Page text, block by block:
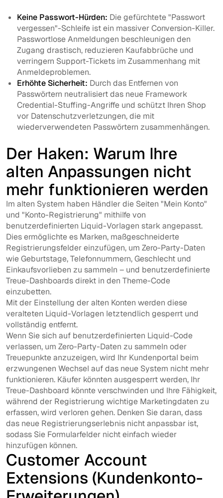
Keine Passwort-Hürden: Die gefürchtete "Passwort
vergessen"-Schleife ist ein massiver Conversion-Killer.
Passwortlose Anmeldungen beschleunigen den
Zugang drastisch, reduzieren Kaufabbrüche und
verringern Support-Tickets im Zusammenhang mit
Anmeldeproblemen.
Erhöhte Sicherheit: Durch das Entfernen von
Passwörtern neutralisiert das neue Framework
Credential-Stuffing-Angriffe und schützt Ihren Shop
vor Datenschutzverletzungen, die mit
wiederverwendeten Passwörtern zusammenhängen.
Der Haken: Warum Ihre
alten Anpassungen nicht
mehr funktionieren werden
Im alten System haben Händler die Seiten "Mein Konto"
und "Konto-Registrierung" mithilfe von
benutzerdefinierten Liquid-Vorlagen stark angepasst.
Dies ermöglichte es Marken, maßgeschneiderte
Registrierungsfelder einzufügen, um Zero-Party-Daten
wie Geburtstage, Telefonnummern, Geschlecht und
Einkaufsvorlieben zu sammeln – und benutzerdefinierte
Treue-Dashboards direkt in den Theme-Code
einzubetten.
Mit der Einstellung der alten Konten werden diese
veralteten Liquid-Vorlagen letztendlich gesperrt und
vollständig entfernt.
Wenn Sie sich auf benutzerdefinierten Liquid-Code
verlassen, um Zero-Party-Daten zu sammeln oder
Treuepunkte anzuzeigen, wird Ihr Kundenportal beim
erzwungenen Wechsel auf das neue System nicht mehr
funktionieren. Käufer könnten ausgesperrt werden, Ihr
Treue-Dashboard könnte verschwinden und Ihre Fähigkeit,
während der Registrierung wichtige Marketingdaten zu
erfassen, wird verloren gehen. Denken Sie daran, dass
das neue Registrierungserlebnis nicht anpassbar ist,
sodass Sie Formularfelder nicht einfach wieder
hinzufügen können.
Customer Account
Extensions (Kundenkonto-